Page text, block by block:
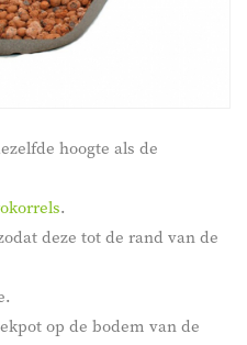
hoogte als de
.
deze tot de rand van de
op de bodem van de